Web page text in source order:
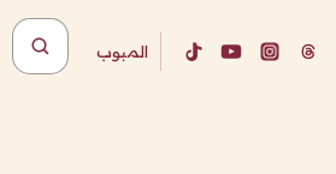
المبوب